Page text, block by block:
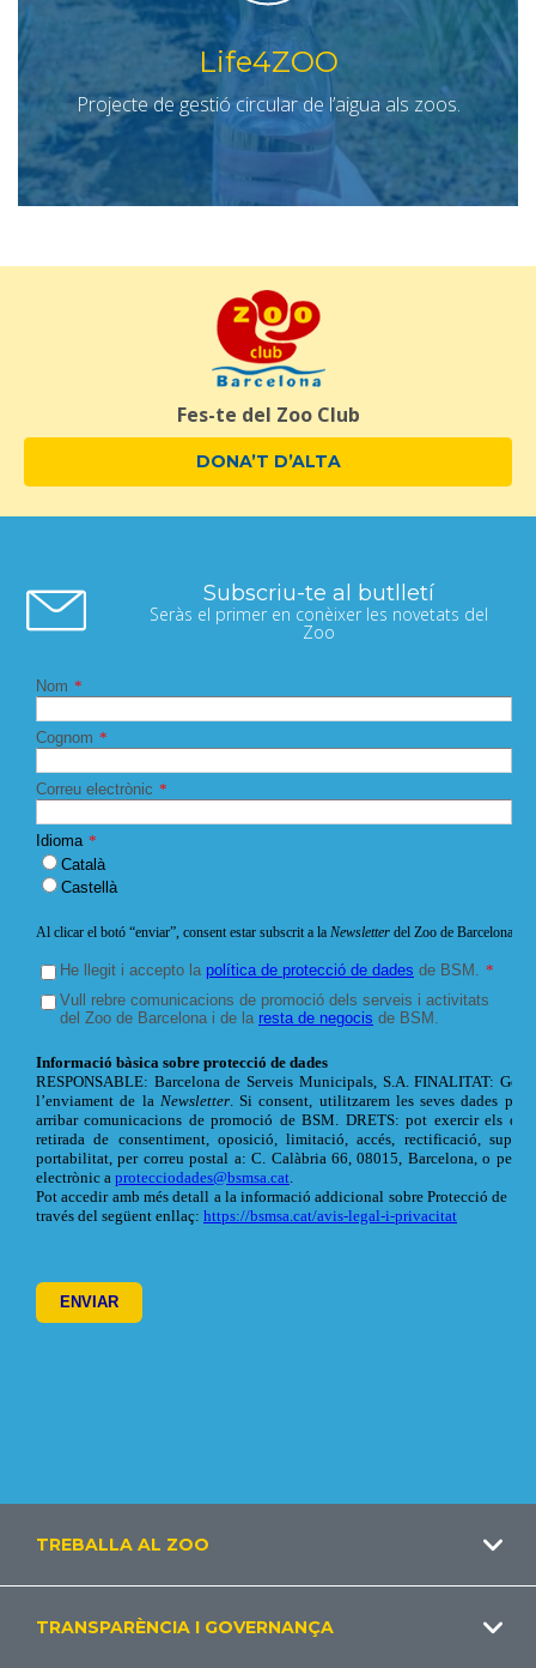
Life4ZOO
Projecte de gestió circular de l’aigua als zoos.
Fes-te del Zoo Club
DONA’T D’ALTA
Subscriu-te al butlletí
Seràs el primer en conèixer les novetats del
Zoo
Footer
TREBALLA AL ZOO
TRANSPARÈNCIA I GOVERNANÇA